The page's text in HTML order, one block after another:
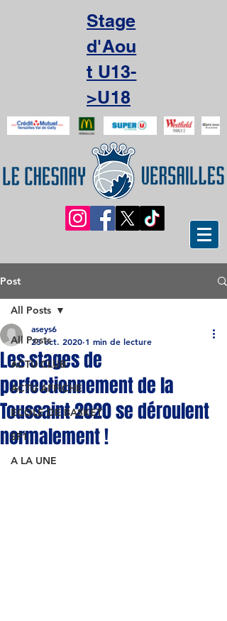
Stage
d'Aou
t U13-
>U18
Post
All Posts
ACTU CLUB
ACTU AFFICHE
ECOLE DE BASKET
SF1
A LA UNE
All Posts
Les stages de
perfectionnement de la
Toussaint 2020 se déroulent
normalement !
aseys6
23 oct. 2020 1 min de lecture